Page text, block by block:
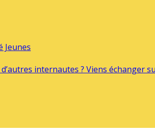
Jeunes
internautes ? Viens échanger